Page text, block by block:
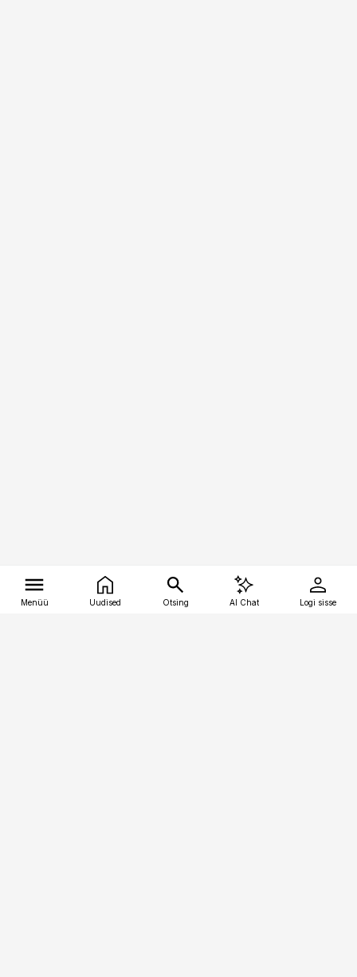
Menüü Uudised Otsing AI Chat Logi sisse